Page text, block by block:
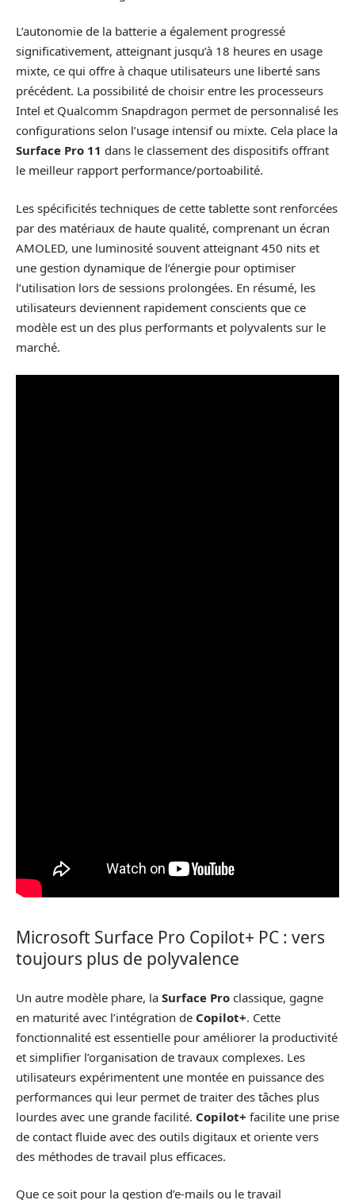
L’autonomie de la batterie a également progressé
significativement, atteignant jusqu’à 18 heures en usage
mixte, ce qui offre à chaque utilisateurs une liberté sans
précédent. La possibilité de choisir entre les processeurs
Intel et Qualcomm Snapdragon permet de personnalisé les
configurations selon l’usage intensif ou mixte. Cela place la
Surface Pro 11 dans le classement des dispositifs offrant
le meilleur rapport performance/portoabilité.
Les spécificités techniques de cette tablette sont renforcées
par des matériaux de haute qualité, comprenant un écran
AMOLED, une luminosité souvent atteignant 450 nits et
une gestion dynamique de l’énergie pour optimiser
l’utilisation lors de sessions prolongées. En résumé, les
utilisateurs deviennent rapidement conscients que ce
modèle est un des plus performants et polyvalents sur le
marché.
Microsoft Surface Pro Copilot+ PC : vers
toujours plus de polyvalence
Un autre modèle phare, la Surface Pro classique, gagne
en maturité avec l’intégration de Copilot+. Cette
fonctionnalité est essentielle pour améliorer la productivité
et simplifier l’organisation de travaux complexes. Les
utilisateurs expérimentent une montée en puissance des
performances qui leur permet de traiter des tâches plus
lourdes avec une grande facilité. Copilot+ facilite une prise
de contact fluide avec des outils digitaux et oriente vers
des méthodes de travail plus efficaces.
Que ce soit pour la gestion d’e-mails ou le travail